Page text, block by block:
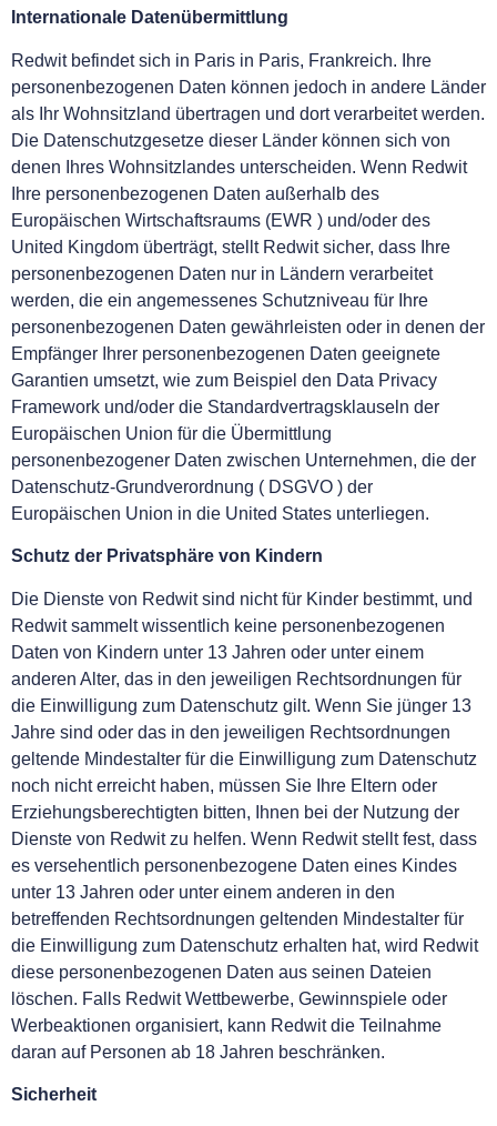
Internationale Datenübermittlung
Redwit befindet sich in Paris in Paris, Frankreich. Ihre
personenbezogenen Daten können jedoch in andere Länder
als Ihr Wohnsitzland übertragen und dort verarbeitet werden.
Die Datenschutzgesetze dieser Länder können sich von
denen Ihres Wohnsitzlandes unterscheiden. Wenn Redwit
Ihre personenbezogenen Daten außerhalb des
Europäischen Wirtschaftsraums (EWR ) und/oder des
United Kingdom überträgt, stellt Redwit sicher, dass Ihre
personenbezogenen Daten nur in Ländern verarbeitet
werden, die ein angemessenes Schutzniveau für Ihre
personenbezogenen Daten gewährleisten oder in denen der
Empfänger Ihrer personenbezogenen Daten geeignete
Garantien umsetzt, wie zum Beispiel den Data Privacy
Framework und/oder die Standardvertragsklauseln der
Europäischen Union für die Übermittlung
personenbezogener Daten zwischen Unternehmen, die der
Datenschutz-Grundverordnung ( DSGVO ) der
Europäischen Union in die United States unterliegen.
Schutz der Privatsphäre von Kindern
Die Dienste von Redwit sind nicht für Kinder bestimmt, und
Redwit sammelt wissentlich keine personenbezogenen
Daten von Kindern unter 13 Jahren oder unter einem
anderen Alter, das in den jeweiligen Rechtsordnungen für
die Einwilligung zum Datenschutz gilt. Wenn Sie jünger 13
Jahre sind oder das in den jeweiligen Rechtsordnungen
geltende Mindestalter für die Einwilligung zum Datenschutz
noch nicht erreicht haben, müssen Sie Ihre Eltern oder
Erziehungsberechtigten bitten, Ihnen bei der Nutzung der
Dienste von Redwit zu helfen. Wenn Redwit stellt fest, dass
es versehentlich personenbezogene Daten eines Kindes
unter 13 Jahren oder unter einem anderen in den
betreffenden Rechtsordnungen geltenden Mindestalter für
die Einwilligung zum Datenschutz erhalten hat, wird Redwit
diese personenbezogenen Daten aus seinen Dateien
löschen. Falls Redwit Wettbewerbe, Gewinnspiele oder
Werbeaktionen organisiert, kann Redwit die Teilnahme
daran auf Personen ab 18 Jahren beschränken.
Sicherheit